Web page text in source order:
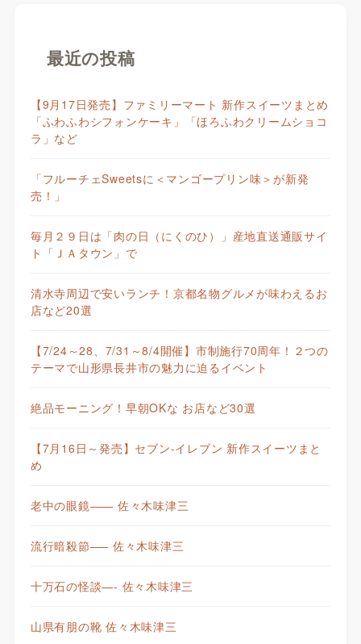
最近の投稿
【9月17日発売】ファミリーマート 新作スイーツまとめ
「ふわふわシフォンケーキ」「ほろふわクリームショコ
ラ」など
「フルーチェSweetsに＜マンゴープリン味＞が新発
売！」
毎月２９日は「肉の日（にくのひ）」産地直送通販サイ
ト「ＪＡタウン」で
清水寺周辺で安いランチ！京都名物グルメが味わえるお
店など20選
【7/24～28、7/31～8/4開催】市制施行70周年！２つの
テーマで山形県長井市の魅力に迫るイベント
絶品モーニング！早朝OKな お店など30選
【7月16日～発売】セブン-イレブン 新作スイーツまと
め
老中の眼鏡—— 佐々木味津三
流行暗殺節—– 佐々木味津三
十万石の怪談—- 佐々木味津三
山県有朋の靴 佐々木味津三